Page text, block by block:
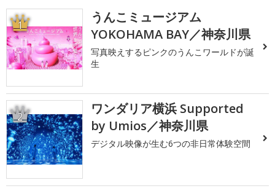
1
うんこミュージアム
YOKOHAMA BAY／神奈川県
写真映えするピンクのうんこワールドが誕
生
2
ワンダリア横浜 Supported
by Umios／神奈川県
デジタル映像が生む6つの非日常体験空間